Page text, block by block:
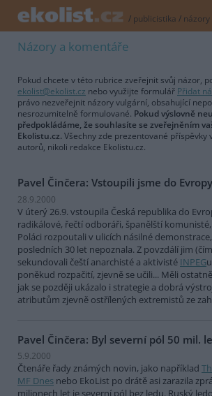
/ publicistika /
Názory a komentáře
Pokud chcete v této rubrice zveřejnit svůj názor,
ekolist@ekolist.cz nebo využijte formulář Přidat
právo nezveřejnit názory vulgární, obsahující
nesrozumitelně formulované. Pokud výslovně
předpokládáme, že souhlasíte se zveřejněním
Ekolistu.cz. Všechny zde prezentované příspěvky
autorů, nikoli redakce Ekolistu.cz.
Pavel Činčera: Vstoupili jsme do
28.9.2000
V úterý 26.9. vstoupila Česká republika do
radikálové, řečtí odboráři, španělští komunisté,
Poláci rozpoutali v ulicích násilné
posledních 30 let nepoznala. Z povzdálí jim
sekundovali čeští anarchisté a aktivisté INPEG
poněkud rozpačití, zjevně se učili... Měli
jak se později ukázalo i strategie a dobrá
atributům zjevně ostřílených extremistů ze
Pavel Činčera: Byl severní pól 50 mil.
5.9.2000
Čtenáře řady známých novin, jako například
MF Dnes nebo EkoList po drátě asi zarazila
milionech let je severní pól bez ledu. Ruský